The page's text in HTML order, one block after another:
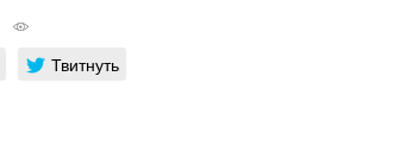
Твитнуть